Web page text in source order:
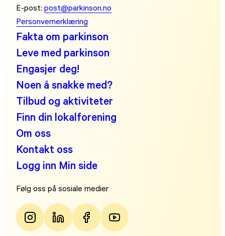
E-post:post@parkinson.no
Personvernerklæring
Fakta om parkinson
Leve med parkinson
Engasjer deg!
Noen å snakke med?
Tilbud og aktiviteter
Finn din lokalforening
Om oss
Kontakt oss
Logg inn Min side
Følg oss på sosiale medier